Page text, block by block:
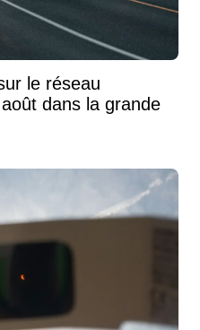
le réseau
dans la grande